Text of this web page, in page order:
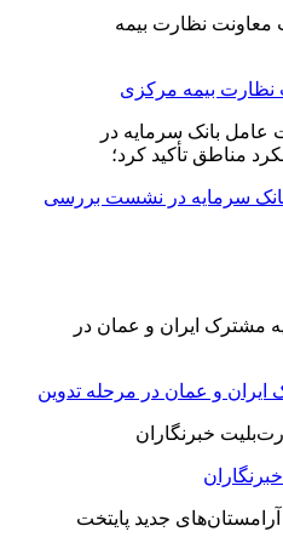
نظارت بیمه مرکزی
سرمایه در نشست بررسی
ایران و عمان در مرحله تدوین